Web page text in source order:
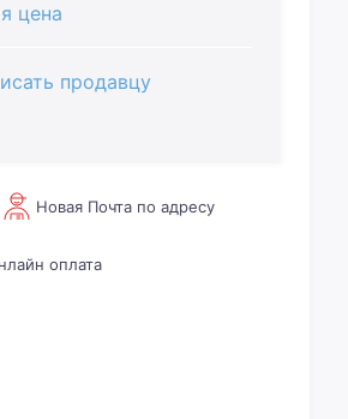
цена
продавцу
Новая Почта по адресу
оплата